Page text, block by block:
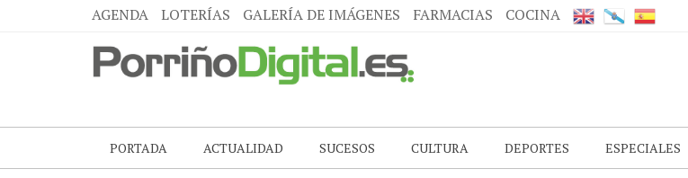
AGENDA LOTERÍAS GALERÍA DE IMÁGENES FARMACIAS COCINA
PORTADA ACTUALIDAD SUCESOS CULTURA DEPORTES ESPECIALES